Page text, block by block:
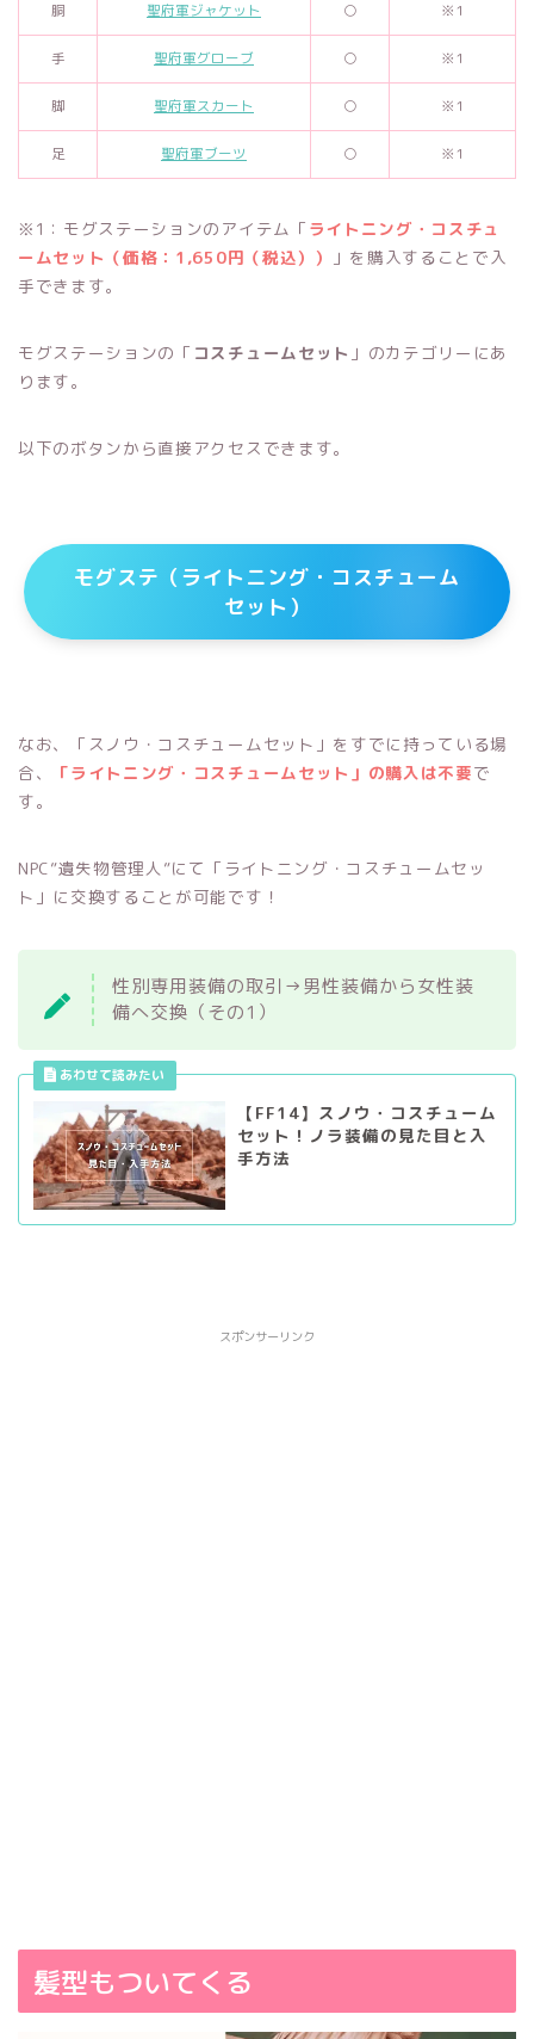
胴 聖府軍ジャケット ○ ※1
手 聖府軍グローブ ○ ※1
脚 聖府軍スカート ○ ※1
足 聖府軍ブーツ ○ ※1
※1：モグステーションのアイテム「 ライトニング・コスチュ
ームセット（価格：1,650円（税込））
」を購入することで入
手できます。
モグステーションの「 コスチュームセット 」のカテゴリーにあ
ります。
以下のボタンから直接アクセスできます。
モグステ（ライトニング・コスチューム
セット）
なお、「スノウ・コスチュームセット」をすでに持っている場
合、
「ライトニング・コスチュームセット」の購入は不要で
す。
NPC”遺失物管理人”にて「ライトニング・コスチュームセッ
ト」に交換することが可能です！
性別専用装備の取引→男性装備から女性装
備へ交換（その1）
【FF14】スノウ・コスチューム
セット！ノラ装備の見た目と入
手方法
スポンサーリンク
髪型もついてくる